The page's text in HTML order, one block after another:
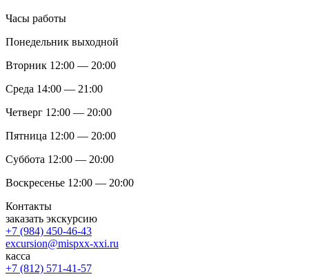
Часы работы
Понедельник выходной
Вторник 12:00 — 20:00
Среда 14:00 — 21:00
Четверг 12:00 — 20:00
Пятница 12:00 — 20:00
Суббота 12:00 — 20:00
Воскресенье 12:00 — 20:00
Контакты
заказать экскурсию
+7 (984) 450-46-43
excursion@mispxx-xxi.ru
касса
+7 (812) 571-41-57